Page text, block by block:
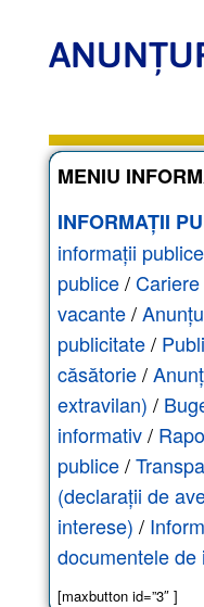
MENIU
INFORMAȚII
informații publice
publice/
vacante/
publicitate/
căsătorie/
extravilan) /
informativ/
publice/
(declarații de
interese) /
documentele de
[maxbutton id=”3″ ]